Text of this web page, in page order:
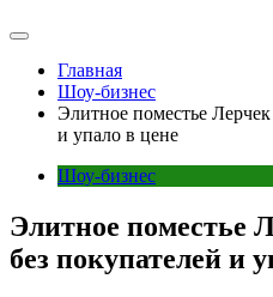
Главная
Шоу-бизнес
Элитное поместье Лерчек
и упало в цене
Шоу-бизнес
Элитное поместье
без покупателей и